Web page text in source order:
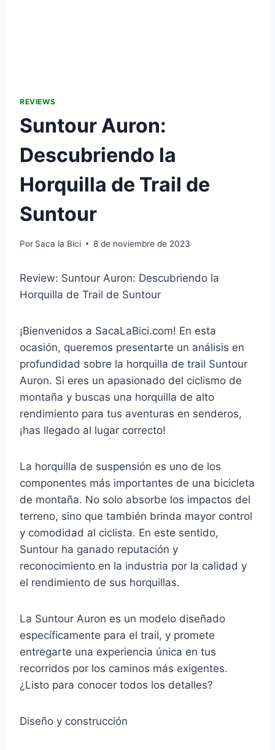
REVIEWS
Suntour Auron:
Descubriendo la
Horquilla de Trail de
Suntour
Por Saca la Bici 8 de noviembre de 2023
Review: Suntour Auron: Descubriendo la
Horquilla de Trail de Suntour
¡Bienvenidos a SacaLaBici.com! En esta
ocasión, queremos presentarte un análisis en
profundidad sobre la horquilla de trail Suntour
Auron. Si eres un apasionado del ciclismo de
montaña y buscas una horquilla de alto
rendimiento para tus aventuras en senderos,
¡has llegado al lugar correcto!
La horquilla de suspensión es uno de los
componentes más importantes de una bicicleta
de montaña. No solo absorbe los impactos del
terreno, sino que también brinda mayor control
y comodidad al ciclista. En este sentido,
Suntour ha ganado reputación y
reconocimiento en la industria por la calidad y
el rendimiento de sus horquillas.
La Suntour Auron es un modelo diseñado
específicamente para el trail, y promete
entregarte una experiencia única en tus
recorridos por los caminos más exigentes.
¿Listo para conocer todos los detalles?
Diseño y construcción